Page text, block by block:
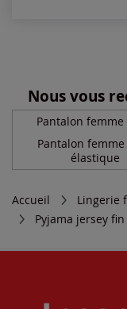
Nous vous
Pantalon
Pantalon
élastique
Accueil Lingerie
Pyjama jersey